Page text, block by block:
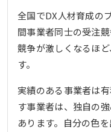
全国でDX人材育成の
間事業者同士の受注
競争が激しくなるほ
す。
実績のある事業者は
す事業者は、独自の
あります。自分の色